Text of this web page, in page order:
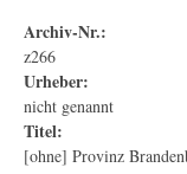
Archiv-Nr.:
z266
Urheber:
nicht genannt
Titel:
[ohne] Provinz